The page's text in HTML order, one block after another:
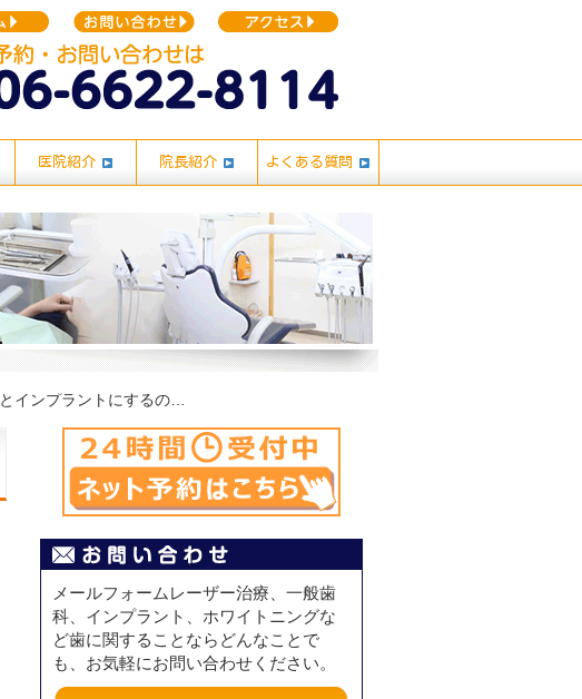
医院紹介 院長紹介 よくある質問
メールフォームレーザー治療、一般歯
科、インプラント、ホワイトニングな
ど歯に関することならどんなことで
も、お気軽にお問い合わせください。